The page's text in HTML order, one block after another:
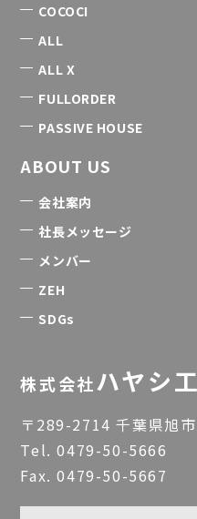
COCOCI
ALL
ALL X
FULLORDER
PASSIVE HOUSE
ABOUT US
会社案内
社長メッセージ
メンバー
ZEH
SDGs
株式会社ハヤシ
〒289-2714 千葉県旭
Tel.0479-50-5666
Fax. 0479-50-5667